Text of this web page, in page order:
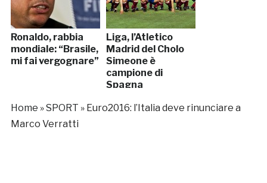
Ronaldo, rabbia
mondiale: “Brasile,
mi fai vergognare”
Liga, l’Atletico
Madrid del Cholo
Simeone è
campione di
Spagna
Home »SPORT » Euro2016: l’Italia deve rinunciare a
Marco Verratti